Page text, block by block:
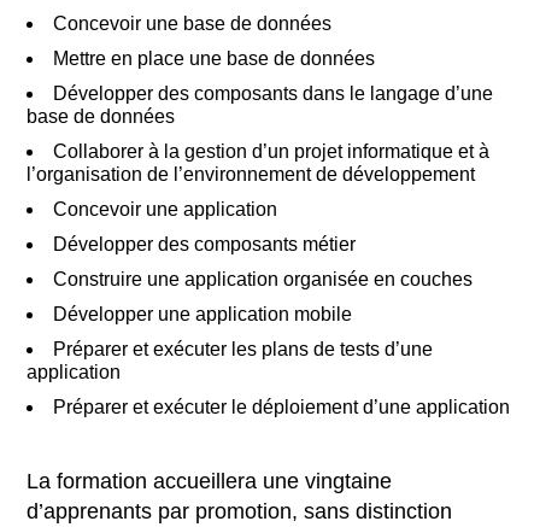
Concevoir une base de données
Mettre en place une base de données
Développer des composants dans le langage d’une
base de données
Collaborer à la gestion d’un projet informatique et à
l’organisation de l’environnement de développement
Concevoir une application
Développer des composants métier
Construire une application organisée en couches
Développer une application mobile
Préparer et exécuter les plans de tests d’une
application
Préparer et exécuter le déploiement d’une application
La formation accueillera une vingtaine
d’apprenants par promotion, sans distinction